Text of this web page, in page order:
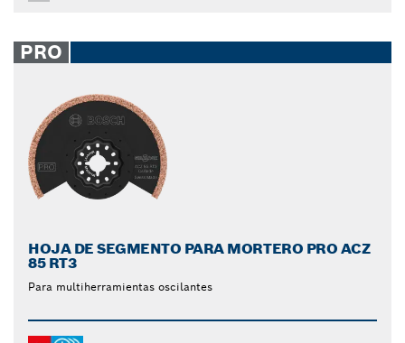
PRO
HOJA DE SEGMENTO PARA MORTERO PRO ACZ
85 RT3
Para multiherramientas oscilantes